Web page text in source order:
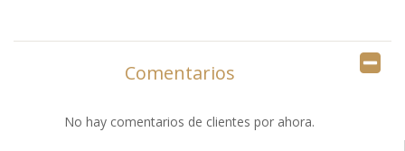
Comentarios
No hay comentarios de clientes por ahora.